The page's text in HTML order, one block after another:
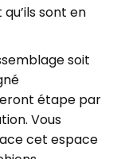
sont en
soit
étape par
Vous
cet espace